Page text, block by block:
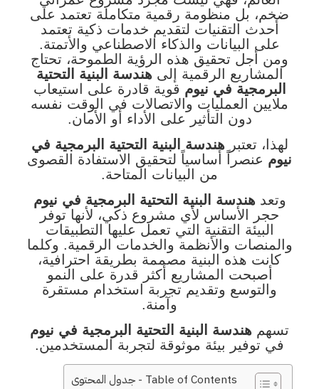
ضخم، بل منظومة رقمية متكاملة تعتمد على
أحدث التقنيات لتقديم خدمات ذكية تعتمد
على البيانات والذكاء الاصطناعي والأتمتة.
ومن أجل تحقيق هذه الرؤية الطموحة، تحتاج
المشاريع الرقمية إلىهندسة البنية التحتية
البرمجية في نيوم قوية قادرة على استيعاب
ملايين العمليات والاتصالات في الوقت نفسه
دون التأثير على الأداء أو الأمان.
لهذا، تعتبرهندسة البنية التحتية البرمجية في
نيوم عنصراً أساسياً لتحقيق الاستفادة القصوى
من البيانات المتاحة.
وتعدهندسة البنية التحتية البرمجية في نيوم
حجر الأساس لأي مشروع ذكي، لأنها توفر
البيئة التقنية التي تعمل عليها التطبيقات
والمنصات والأنظمة والخدمات الرقمية. وكلما
كانت هذه البنية مصممة بطريقة احترافية،
أصبحت المشاريع أكثر قدرة على النمو
والتوسع وتقديم تجربة استخدام مستقرة
وآمنة.
تسهم هندسة البنية التحتية البرمجية في نيوم
في توفير بيئة موثوقة لتجربة المستخدمين.
Table of Contents - جدول المحتوى